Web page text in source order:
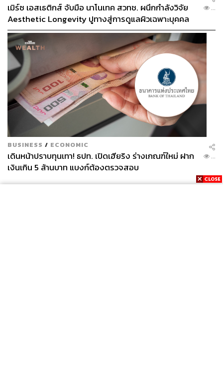
เมิร์ซ เอสเธติกส์ จับมือ นาโนเทค สวทช. ผนึกกำลังวิจัย
Aesthetic Longevity ปูทางสู่การดูแลผิวเฉพาะบุคคล
[PR NEWS]
...
BUSINESS / ECONOMIC
เดินหน้าปราบทุนเทา! ธปท. เปิดเฮียริง ร่างเกณฑ์ใหม่ ฝาก
เงินเกิน 5 ล้านบาท แบงก์ต้องตรวจสอบ
...